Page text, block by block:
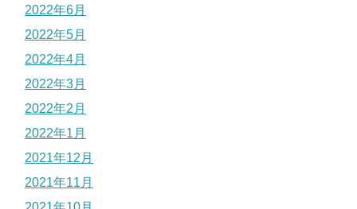
2022年6月
2022年5月
2022年4月
2022年3月
2022年2月
2022年1月
2021年12月
2021年11月